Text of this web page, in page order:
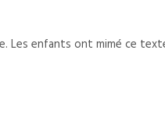
Les enfants ont mimé ce